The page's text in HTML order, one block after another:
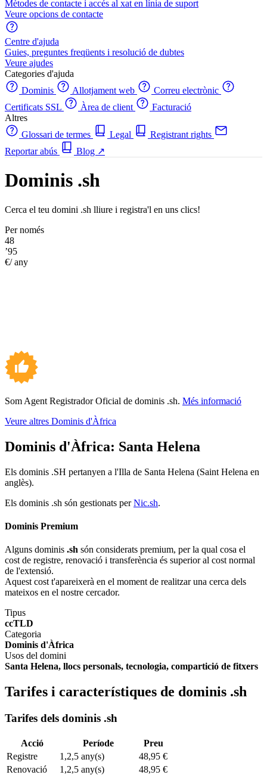
Mètodes de contacte i accés al xat en línia de suport
Veure opcions de contacte
Centre d'ajuda
Guies, preguntes freqüents i resolució de dubtes
Veure ajudes
Categories d'ajuda
Dominis
Allotjament web
Correu electrònic
Certificats SSL
Àrea de client
Facturació
Altres
Glossari de termes
Legal
Registrant rights
Reportar abús
Blog ↗
Dominis .sh
Cerca el teu domini .sh lliure i registra'l en uns clics!
Per només
48
’95
€/ any
Som Agent Registrador Oficial de dominis .sh. Més informació
Veure altres Dominis d'Àfrica
Dominis d'Àfrica: Santa Helena
Els dominis .SH pertanyen a l'Illa de Santa Helena (Saint Helena en
anglès).
Els dominis .sh són gestionats perNic.sh.
Dominis Premium
Alguns dominis .sh són considerats premium, per la qual cosa el
cost de registre, renovació i transferència és superior al cost normal
de l'extensió.
Aquest cost t'apareixerà en el moment de realitzar una cerca dels
mateixos en el nostre cercador.
Tipus
ccTLD
Categoria
Dominis d'Àfrica
Usos del domini
Santa Helena, llocs personals, tecnologia, compartició de fitxers
Tarifes i característiques de dominis .sh
Tarifes dels dominis .sh
Acció Període
Preu
Registre
1,2,5 any(s)
48,95 €
Renovació
1,2,5 any(s) 48,95 €